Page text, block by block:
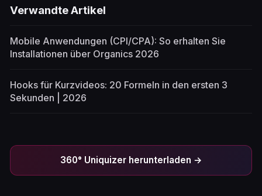
Verwandte Artikel
Mobile Anwendungen (CPI/CPA): So erhalten Sie
Installationen über Organics 2026
Hooks für Kurzvideos: 20 Formeln in den ersten 3
Sekunden | 2026
360° Uniquizer herunterladen →